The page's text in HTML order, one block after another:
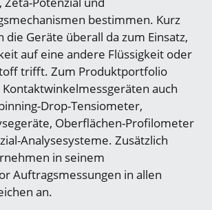
bestimmen. Kurz
die Geräte überall da zum Einsatz,
auf eine andere Flüssigkeit oder
trifft. Zum Produktportfolio
auch
Drop-Tensiometer,
Oberflächen-Profilometer
Analysesysteme. Zusätzlich
in seinem
Auftragsmessungen in allen
an.